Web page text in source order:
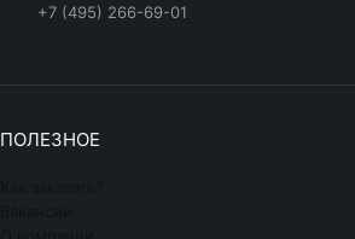
+7 (495) 266-69-01
ПОЛЕЗНОЕ